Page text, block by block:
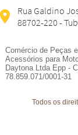
Rua Galdino
88702-220 -
Comércio de Peças e
Acessórios para
Daytona Ltda Epp -
78.859.071/0001-31
Todos os